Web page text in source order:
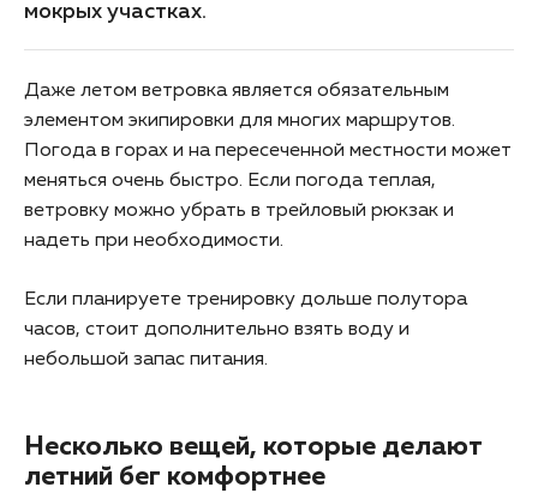
мокрых участках.
Даже летом ветровка является обязательным
элементом экипировки для многих маршрутов.
Погода в горах и на пересеченной местности может
меняться очень быстро. Если погода теплая,
ветровку можно убрать в трейловый рюкзак и
надеть при необходимости.
Если планируете тренировку дольше полутора
часов, стоит дополнительно взять воду и
небольшой запас питания.
Несколько вещей, которые делают
летний бег комфортнее